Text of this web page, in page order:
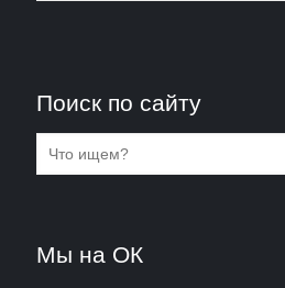
Поиск по сайту
Мы на ОК